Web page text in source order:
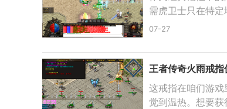
需虎卫士只在特
07-27
王者传奇火雨戒指
这戒指在咱们游
觉到温热。想要